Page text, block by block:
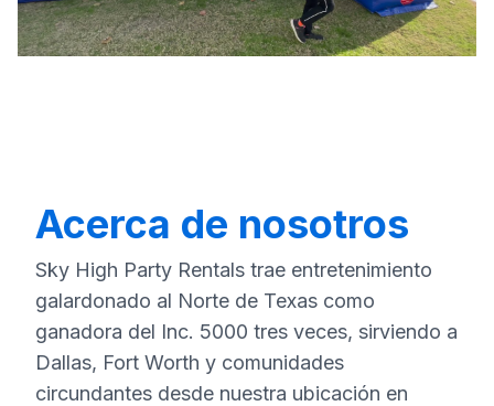
Acerca de nosotros
Sky High Party Rentals trae entretenimiento
galardonado al Norte de Texas como
ganadora del Inc. 5000 tres veces, sirviendo a
Dallas, Fort Worth y comunidades
circundantes desde nuestra ubicación en